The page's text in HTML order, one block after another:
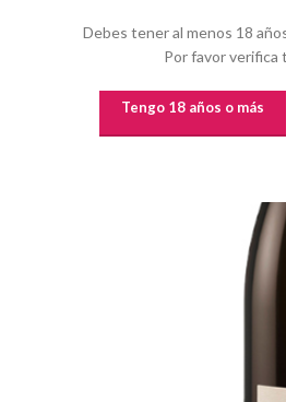
Debes tener al menos 18
Por favor verifica
Tengo 18 años o más